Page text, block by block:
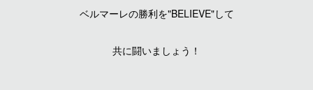
ベルマーレの勝利を"BELIEVE"して
共に闘いましょう！